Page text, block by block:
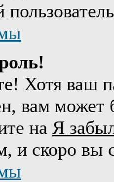
Хотя ваш
вам
на Я
и скоро вы